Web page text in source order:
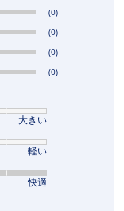
(0)
(0)
(0)
(0)
大きい
軽い
快適